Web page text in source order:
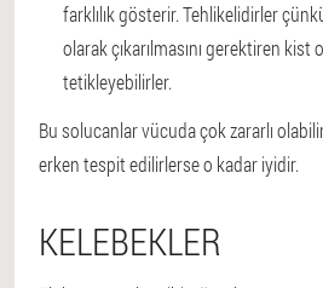
farklılık gösterir. Tehlikelidirler
olarak çıkarılmasını gerektiren
tetikleyebilirler.
Bu solucanlar vücuda çok zararlı
erken tespit edilirlerse o kadar iyidir.
KELEBEKLER